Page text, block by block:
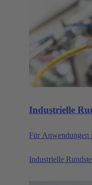
Industrielle
Für Anwendungen
Industrielle